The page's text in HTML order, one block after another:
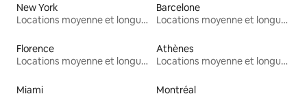
New York
Locations moyenne et longue durée
Barcelone
Locations moyenne et longue durée
Florence
Locations moyenne et longue durée
Athènes
Locations moyenne et longue durée
Miami Montréal